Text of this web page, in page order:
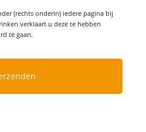
(rechts onderin) iedere pagina bij
verklaart u deze te hebben
te gaan.